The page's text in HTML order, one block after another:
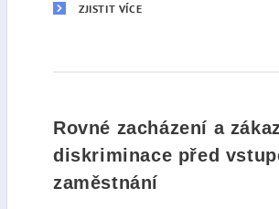
ZJISTIT VÍCE
Rovné zacházení a
diskriminace před
zaměstnání